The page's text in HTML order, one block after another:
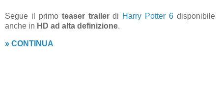
Segue il primo teaser trailerdi Harry Potter 6 disponibile
anche in HD ad alta definizione.
» CONTINUA